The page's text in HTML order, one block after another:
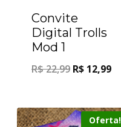
Convite
Digital Trolls
Mod 1
R$22,99 R$ 12,99
Oferta!